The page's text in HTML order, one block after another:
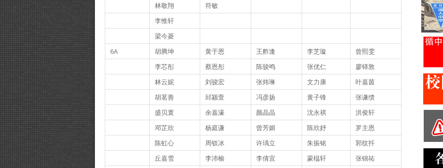
林敬翔
符敏
李惟轩
梁今菱
6A
胡腾坤 黄于恩 王舴逢 李芝璇
曾熙雯
李芯彤
蔡恩彤 陈骏鸣 张优仁
廖铎敦
林云妮
刘骏宏 张炜琳 文力康
叶嘉茵
胡茗善
邱颍萱 冯彦扬 黄子锋
张谦缋
盛贝寰
余嘉濠 颜晶晶 沈永祺
洪俊轩
邓芷欣
杨庭谦 曾芳媚 陈欣妤
罗主恩
陈虹心
周钗冰 许瑀立 朱振铭
郭纹扦
丘嘉雪
李沛榆 李倩宜 蒙榅轩
张锦祐